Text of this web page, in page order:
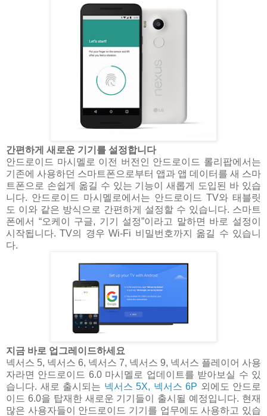
간편하게 새로운 기기를 설정합니다
안드로이드 마시멜로 이전 버전인 안드로이드 롤리팝에서는
기존에 사용하던 스마트폰으로부터 앱과 앱 데이터를 새 스마
트폰으로 손쉽게 옮길 수 있는 기능이 새롭게 도입된 바 있습
니다. 안드로이드 마시멜로에서는 안드로이드 TV와 태블릿
도 이와 같은 방식으로 간편하게 설정할 수 있습니다. 스마트
폰에서 “오케이 구글, 기기 설정”이라고 말하면 바로 설정이
시작됩니다. TV의 경우 Wi-Fi 비밀번호까지 옮길 수 있습니
다.
지금 바로 업그레이드하세요
넥서스 5, 넥서스 6, 넥서스 7, 넥서스 9, 넥서스 플레이어 사용
자라면 안드로이드 6.0 마시멜로 업데이트를 받아보실 수 있
습니다. 새로 출시되는 넥서스 5X, 넥서스 6P 외에도 안드로
이드 6.0을 탑재한 새로운 기기들이 출시될 예정입니다. 현재
많은 사용자들이 안드로이드 기기를 업무에도 사용하고 있습